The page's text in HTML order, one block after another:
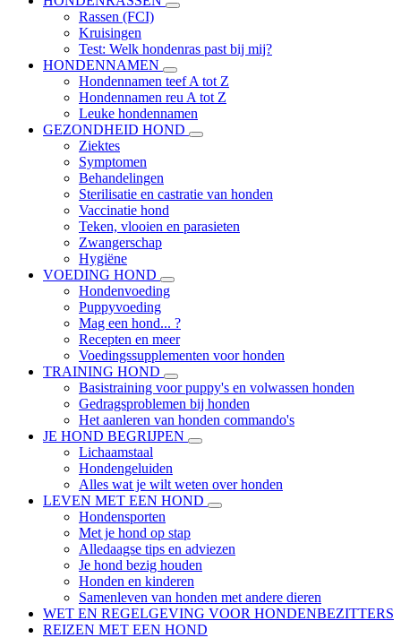
Rassen (FCI)
Kruisingen
Test: Welk hondenras past bij mij?
HONDENNAMEN
Hondennamen teef A tot Z
Hondennamen reu A tot Z
Leuke hondennamen
GEZONDHEID HOND
Ziektes
Symptomen
Behandelingen
Sterilisatie en castratie van honden
Vaccinatie hond
Teken, vlooien en parasieten
Zwangerschap
Hygiëne
VOEDING HOND
Hondenvoeding
Puppyvoeding
Mag een hond... ?
Recepten en meer
Voedingssupplementen voor honden
TRAINING HOND
Basistraining voor puppy's en volwassen honden
Gedragsproblemen bij honden
Het aanleren van honden commando's
JE HOND BEGRIJPEN
Lichaamstaal
Hondengeluiden
Alles wat je wilt weten over honden
LEVEN MET EEN HOND
Hondensporten
Met je hond op stap
Alledaagse tips en adviezen
Je hond bezig houden
Honden en kinderen
Samenleven van honden met andere dieren
WET EN REGELGEVING VOOR HONDENBEZITTERS
REIZEN MET EEN HOND